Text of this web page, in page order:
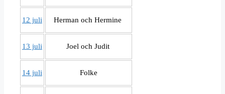
12 juli Herman och Hermine
13 juli Joel och Judit
14 juli Folke